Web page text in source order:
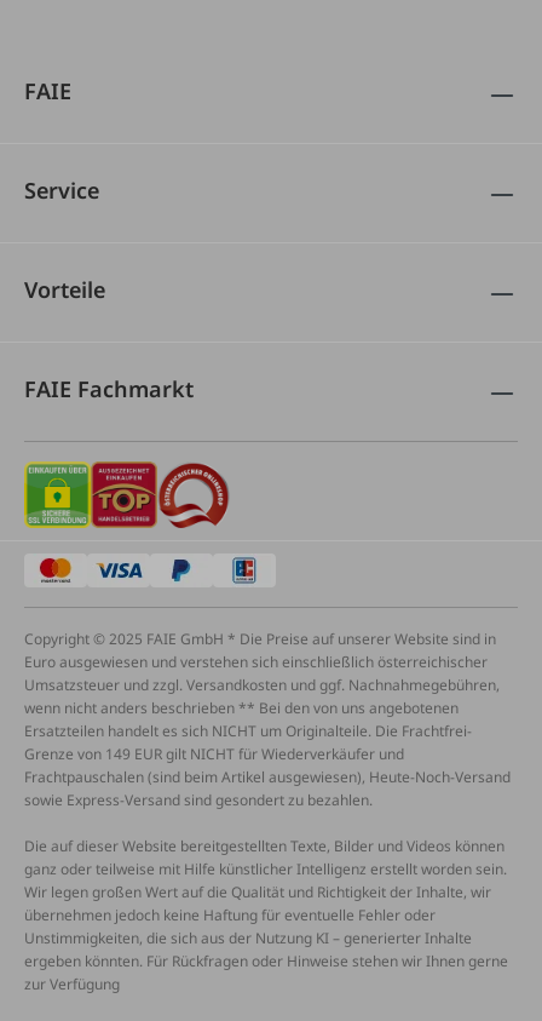
FAIE
Service
Vorteile
FAIE Fachmarkt
Copyright © 2025 FAIE GmbH * Die Preise auf unserer Website sind in
Euro ausgewiesen und verstehen sich einschließlich österreichischer
Umsatzsteuer und zzgl. Versandkosten und ggf. Nachnahmegebühren,
wenn nicht anders beschrieben ** Bei den von uns angebotenen
Ersatzteilen handelt es sich NICHT um Originalteile. Die Frachtfrei-
Grenze von 149 EUR gilt NICHT für Wiederverkäufer und
Frachtpauschalen (sind beim Artikel ausgewiesen), Heute-Noch-Versand
sowie Express-Versand sind gesondert zu bezahlen.
Die auf dieser Website bereitgestellten Texte, Bilder und Videos können
ganz oder teilweise mit Hilfe künstlicher Intelligenz erstellt worden sein.
Wir legen großen Wert auf die Qualität und Richtigkeit der Inhalte, wir
übernehmen jedoch keine Haftung für eventuelle Fehler oder
Unstimmigkeiten, die sich aus der Nutzung KI – generierter Inhalte
ergeben könnten. Für Rückfragen oder Hinweise stehen wir Ihnen gerne
zur Verfügung